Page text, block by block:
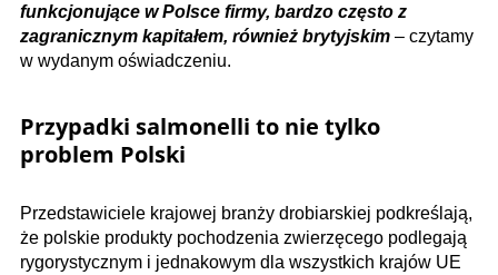
funkcjonujące w Polsce firmy, bardzo często z
zagranicznym kapitałem, również brytyjskim – czytamy
w wydanym oświadczeniu.
Przypadki salmonelli to nie tylko
problem Polski
Przedstawiciele krajowej branży drobiarskiej podkreślają,
że polskie produkty pochodzenia zwierzęcego podlegają
rygorystycznym i jednakowym dla wszystkich krajów UE